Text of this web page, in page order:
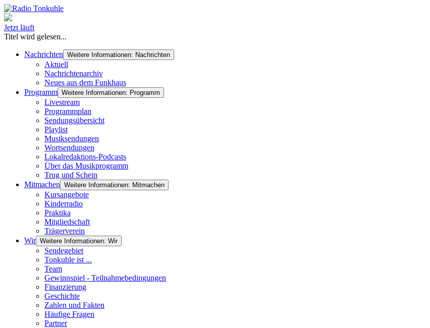
Jetzt läuft
Titel wird gelesen...
Nachrichten Weitere Informationen: Nachrichten
Aktuell
Nachrichtenarchiv
Neues aus dem Funkhaus
Programm Weitere Informationen: Programm
Livestream
Programmplan
Sendungsübersicht
Playlist
Musiksendungen
Wortsendungen
Lokalredaktions-Podcasts
Über das Musikprogramm
Trug und Schein
Mitmachen Weitere Informationen: Mitmachen
Kursangebote
Kinderradio
Praktika
Mitgliedschaft
Trägerverein
Wir Weitere Informationen: Wir
Sendegebiet
Tonkuhle ist ...
Team
Gewinnspiel - Teilnahmebedingungen
Finanzierung
Geschichte
Zahlen und Fakten
Häufige Fragen
Partner